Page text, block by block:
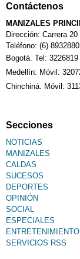
Contáctenos
MANIZALES
Dirección: Carrera
Teléfono: (6)
Bogotá. Tel:
Medellín: Móvil:
Chinchiná. Móvil:
Secciones
NOTICIAS
MANIZALES
CALDAS
SUCESOS
DEPORTES
OPINIÓN
SOCIAL
ESPECIALES
ENTRETENIMIENTO
SERVICIOS RSS